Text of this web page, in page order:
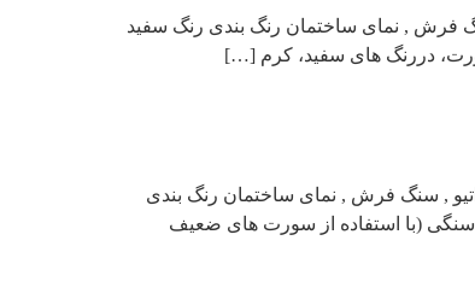
فرش , نمای ساختمان رنگ بندی رنگ سفید
دررنگ های سفید، کرم […]
, سنگ فرش , نمای ساختمان رنگ بندی
(با استفاده از سورت های ضعیف